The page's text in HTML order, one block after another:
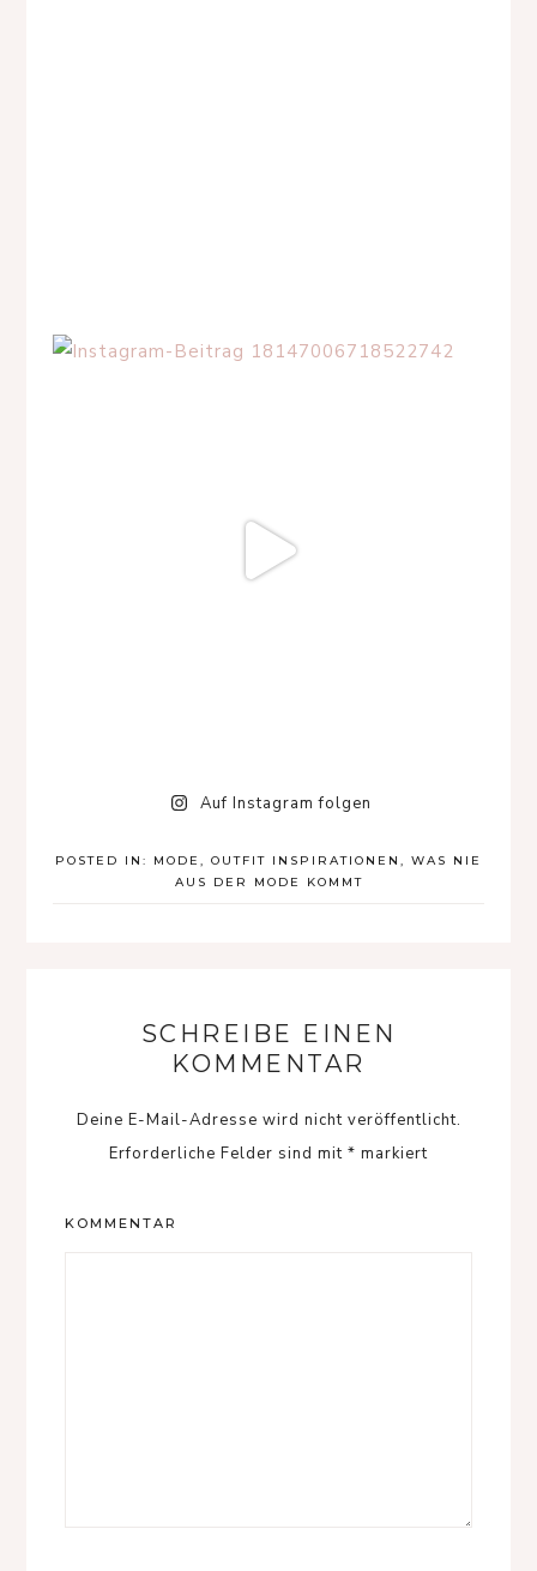
Auf Instagram folgen
POSTED IN: MODE , OUTFIT INSPIRATIONEN , WAS NIE
AUS DER MODE KOMMT
SCHREIBE EINEN
KOMMENTAR
Deine E-Mail-Adresse wird nicht veröffentlicht.
Erforderliche Felder sind mit * markiert
KOMMENTAR